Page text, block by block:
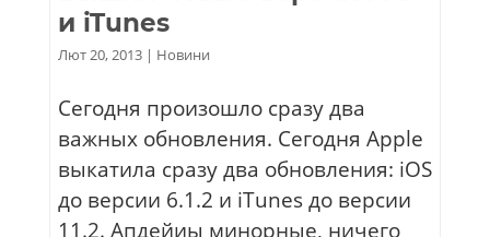
и iTunes
Лют 20, 2013| Новини
Сегодня произошло сразу два
важных обновления. Сегодня Apple
выкатила сразу два обновления: iOS
до версии 6.1.2 и iTunes до версии
11.2. Апдейиы минорные, ничего